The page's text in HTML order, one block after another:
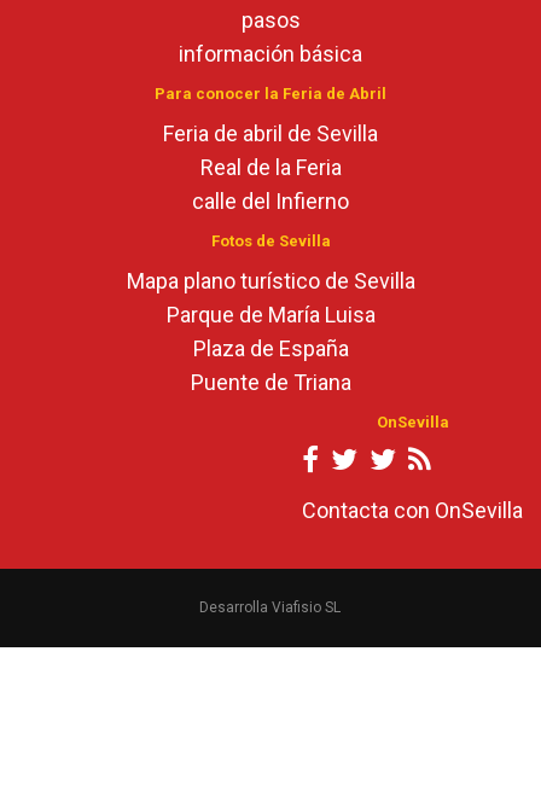
pasos
información básica
Para conocer la Feria de Abril
Feria de abril de Sevilla
Real de la Feria
calle del Infierno
Fotos de Sevilla
Mapa plano turístico de Sevilla
Parque de María Luisa
Plaza de España
Puente de Triana
OnSevilla
Contacta con OnSevilla
Desarrolla Viafisio SL